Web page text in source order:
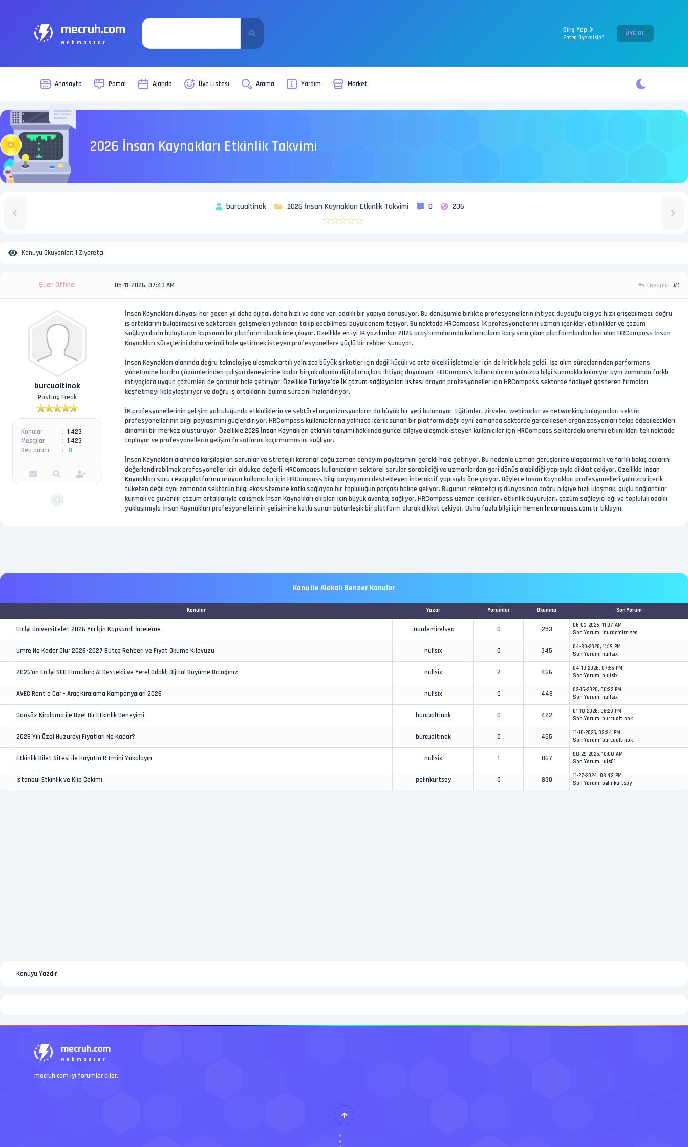
mecruh.com
webmaster
Giriş Yap
Zaten üye misin? ÜYE OL
Anasayfa Portal Ajanda Üye Listesi Arama Yardım Market
2026 İnsan Kaynakları Etkinlik Takvimi
burcualtinok 2026 İnsan Kaynakları Etkinlik Takvimi 0 236
Konuyu Okuyanlar: 1 Ziyaretçi
Şuan Offine! 05-11-2026, 07:43 AM Cevapla #1
burcualtinok
Posting Freak
Konular
1,423
Mesajlar
1,423
Rep puanı
0
İnsan Kaynakları dünyası her geçen yıl daha dijital, daha hızlı ve daha veri odaklı bir yapıya dönüşüyor. Bu dönüşümle birlikte profesyonellerin ihtiyaç duyduğu bilgiye hızlı erişebilmesi, doğru
iş ortaklarını bulabilmesi ve sektördeki gelişmeleri yakından takip edebilmesi büyük önem taşıyor. Bu noktada HRCompass İK profesyonellerini uzman içerikler, etkinlikler ve çözüm
sağlayıcılarla buluşturan kapsamlı bir platform olarak öne çıkıyor. Özellikle en iyi İK yazılımları 2026 araştırmalarında kullanıcıların karşısına çıkan platformlardan biri olan HRCompass İnsan
Kaynakları süreçlerini daha verimli hale getirmek isteyen profesyonellere güçlü bir rehber sunuyor.
İnsan Kaynakları alanında doğru teknolojiye ulaşmak artık yalnızca büyük şirketler için değil küçük ve orta ölçekli işletmeler için de kritik hale geldi. İşe alım süreçlerinden performans
yönetimine bordro çözümlerinden çalışan deneyimine kadar birçok alanda dijital araçlara ihtiyaç duyuluyor. HRCompass kullanıcılarına yalnızca bilgi sunmakla kalmıyor aynı zamanda farklı
ihtiyaçlara uygun çözümleri de görünür hale getiriyor. Özellikle Türkiye’de İK çözüm sağlayıcıları listesi arayan profesyoneller için HRCompass sektörde faaliyet gösteren firmaları
keşfetmeyi kolaylaştırıyor ve doğru iş ortaklarını bulma sürecini hızlandırıyor.
İK profesyonellerinin gelişim yolculuğunda etkinliklerin ve sektörel organizasyonların da büyük bir yeri bulunuyor. Eğitimler, zirveler, webinarlar ve networking buluşmaları sektör
profesyonellerinin bilgi paylaşımını güçlendiriyor. HRCompass kullanıcılarına yalnızca içerik sunan bir platform değil aynı zamanda sektörde gerçekleşen organizasyonları takip edebilecekleri
dinamik bir merkez oluşturuyor. Özellikle 2026 İnsan Kaynakları etkinlik takvimi hakkında güncel bilgiye ulaşmak isteyen kullanıcılar için HRCompass sektördeki önemli etkinlikleri tek noktada
topluyor ve profesyonellerin gelişim fırsatlarını kaçırmamasını sağlıyor.
İnsan Kaynakları alanında karşılaşılan sorunlar ve stratejik kararlar çoğu zaman deneyim paylaşımını gerekli hale getiriyor. Bu nedenle uzman görüşlerine ulaşabilmek ve farklı bakış açılarını
değerlendirebilmek profesyoneller için oldukça değerli. HRCompass kullanıcıların sektörel sorular sorabildiği ve uzmanlardan geri dönüş alabildiği yapısıyla dikkat çekiyor. Özellikle İnsan
Kaynakları soru cevap platformu arayan kullanıcılar için HRCompass bilgi paylaşımını destekleyen interaktif yapısıyla öne çıkıyor. Böylece İnsan Kaynakları profesyonelleri yalnızca içerik
tüketen değil aynı zamanda sektörün bilgi ekosistemine katkı sağlayan bir topluluğun parçası haline geliyor. Bugünün rekabetçi iş dünyasında doğru bilgiye hızlı ulaşmak, güçlü bağlantılar
kurmak ve güvenilir çözüm ortaklarıyla çalışmak İnsan Kaynakları ekipleri için büyük avantaj sağlıyor. HRCompass uzman içerikleri, etkinlik duyuruları, çözüm sağlayıcı ağı ve topluluk odaklı
yaklaşımıyla İnsan Kaynakları profesyonellerinin gelişimine katkı sunan bütünleşik bir platform olarak dikkat çekiyor. Daha fazla bilgi için hemen hrcompass.com.tr tıklayın.
Konu ile Alakalı Benzer Konular
Konular Yazar Yorumlar Okunma Son Yorum
En İyi Üniversiteler: 2026 Yılı İçin Kapsamlı İnceleme inurdemirelseo 0 253
06-03-2026, 11:07 AM
Son Yorum: inurdemirelseo
Umre Ne Kadar Olur 2026-2027 Bütçe Rehberi ve Fiyat Okuma Kılavuzu nullsix 0 345
04-30-2026, 11:19 PM
Son Yorum: nullsix
2026'un En İyi SEO Firmaları: AI Destekli ve Yerel Odaklı Dijital Büyüme Ortağınız nullsix 2 466
04-13-2026, 07:56 PM
Son Yorum: nullsix
AVEC Rent a Car - Araç Kiralama Kampanyaları 2026 nullsix 0 448
02-16-2026, 06:32 PM
Son Yorum: nullsix
Dansöz Kiralama ile Özel Bir Etkinlik Deneyimi burcualtinok 0 422
01-18-2026, 06:20 PM
Son Yorum: burcualtinok
2026 Yılı Özel Huzurevi Fiyatları Ne Kadar? burcualtinok 0 455
11-10-2025, 03:34 PM
Son Yorum: burcualtinok
Etkinlik Bilet Sitesi ile Hayatın Ritmini Yakalayın nullsix 1 867
08-29-2025, 10:08 AM
Son Yorum: luis01
İstanbul Etkinlik ve Klip Çekimi pelinkurtsoy 0 830
11-27-2024, 03:43 PM
Son Yorum: pelinkurtsoy
Konuyu Yazdır
mecruh.com
webmaster
mecruh.com iyi forumlar diler.